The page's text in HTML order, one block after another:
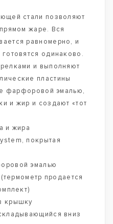
стали позволяют
жаре. Вся
равномерно, и
одинаково.
и выполняют
пластины
фарфоровой эмалью,
и жир и создают «тот
и жира
покрытая
эмалью
продается
крышку
вниз